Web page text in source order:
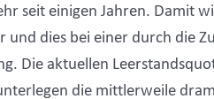
seit einigen Jahren. Damit
und dies bei einer durch die
Die aktuellen
die mittlerweile